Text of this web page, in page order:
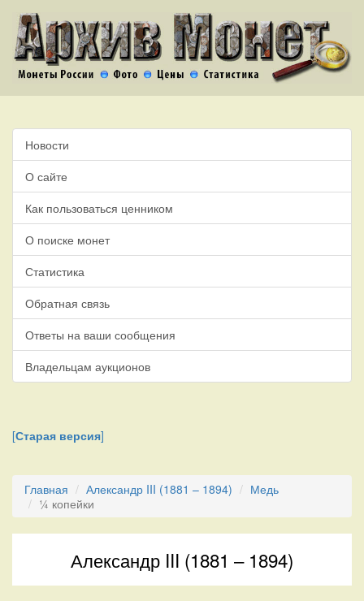
Новости
О сайте
Как пользоваться ценником
О поиске монет
Статистика
Обратная связь
Ответы на ваши сообщения
Владельцам аукционов
[Старая версия]
Главная Александр III (1881 – 1894)
Медь
¼ копейки
Александр III (1881 – 1894)